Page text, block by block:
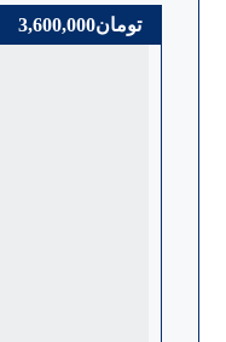
تومان3,600,000